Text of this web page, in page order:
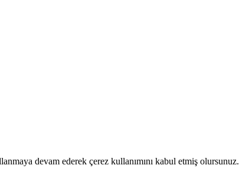
devam ederek çerez kullanımını kabul etmiş olursunuz.